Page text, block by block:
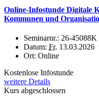
Online-Infostunde Digitale
Kommunen und
Seminarnr.: 26-45088K
Datum: Fr. 13.03.2026
Ort: Online
Kostenlose Infostunde
weitere Details
Kurs abgeschlossen